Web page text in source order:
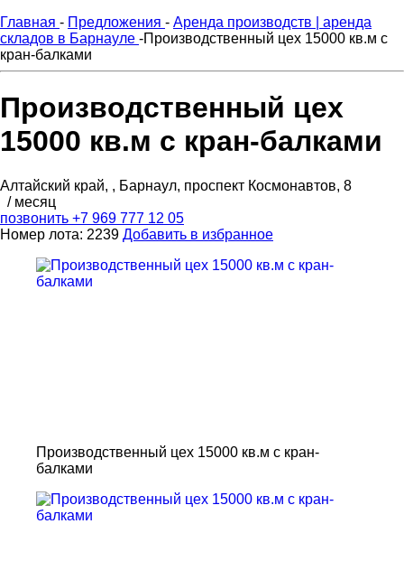
Главная - Предложения - Аренда производств | аренда
складов в Барнауле -Производственный цех 15000 кв.м с
кран-балками
Производственный цех
15000 кв.м с кран-балками
Алтайский край, , Барнаул, проспект Космонавтов, 8
/ месяц
позвонить +7 969 777 12 05
Номер лота: 2239 Добавить в избранное
Производственный цех 15000 кв.м с кран-
балками